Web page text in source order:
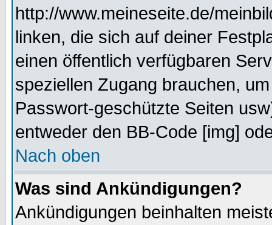
http://www.meineseite.de/
linken, die sich auf deiner
einen öffentlich verfügbaren
speziellen Zugang brauchen,
Passwort-geschützte Seiten
entweder den BB-Code [img]
Nach oben
Was sind Ankündigungen?
Ankündigungen beinhalten